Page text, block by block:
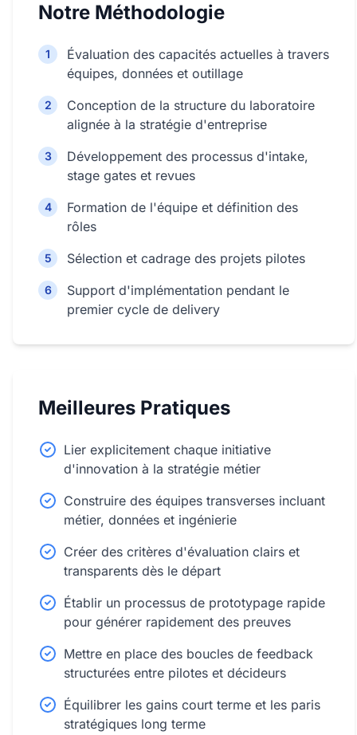
Notre Méthodologie
1
Évaluation des capacités actuelles à travers
équipes, données et outillage
2
Conception de la structure du laboratoire
alignée à la stratégie d'entreprise
3
Développement des processus d'intake,
stage gates et revues
4
Formation de l'équipe et définition des
rôles
5 Sélection et cadrage des projets pilotes
6
Support d'implémentation pendant le
premier cycle de delivery
Meilleures Pratiques
Lier explicitement chaque initiative
d'innovation à la stratégie métier
Construire des équipes transverses incluant
métier, données et ingénierie
Créer des critères d'évaluation clairs et
transparents dès le départ
Établir un processus de prototypage rapide
pour générer rapidement des preuves
Mettre en place des boucles de feedback
structurées entre pilotes et décideurs
Équilibrer les gains court terme et les paris
stratégiques long terme